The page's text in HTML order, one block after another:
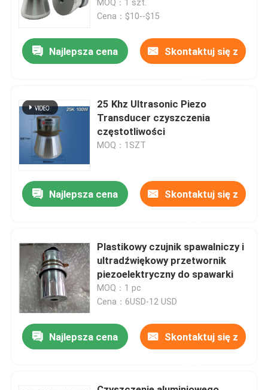
czyszczącej
MOQ：1 szt.
Cena：$10--$15
Najlepsza cena Skontaktuj się z
25 Khz Ultrasonic Piezo
Transducer czyszczenia
częstotliwości
MOQ：1SZT
Najlepsza cena Skontaktuj się z
Plastikowy czujnik spawalniczy i
ultradźwiękowy przetwornik
piezoelektryczny do spawarki
MOQ：1 pc
Cena：6USD-12 USD
Najlepsza cena Skontaktuj się z